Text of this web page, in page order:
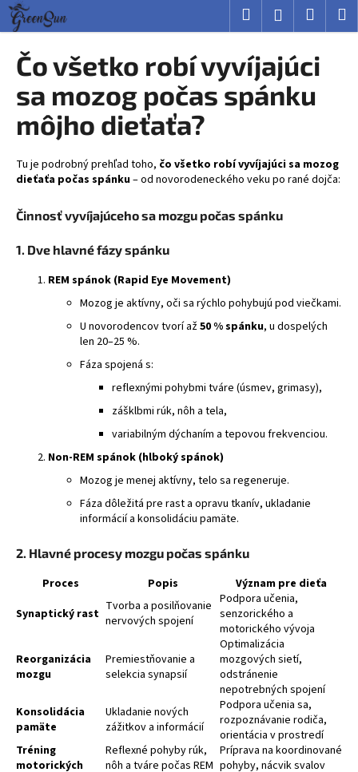
Prejsť
obsah
Hľadať Prihlásenie
Čo všetko robí vyvíjajúci
sa mozog počas spánku
môjho dieťaťa?
Tu je podrobný prehľad toho, čo všetko robí vyvíjajúci sa mozog
dieťaťa počas spánku– od novorodeneckého veku po rané dojča:
Činnosť vyvíjajúceho sa mozgu počas spánku
1. Dve hlavné fázy spánku
REM spánok (Rapid Eye Movement)
Mozog je aktívny, oči sa rýchlo pohybujú pod viečkami.
U novorodencov tvorí až50 % spánku, u dospelých
len 20–25 %.
Fáza spojená s:
reflexnými pohybmi tváre (úsmev, grimasy),
zášklbmi rúk, nôh a tela,
variabilným dýchaním a tepovou frekvenciou.
Non-REM spánok (hlboký spánok)
Mozog je menej aktívny, telo sa regeneruje.
Fáza dôležitá pre rast a opravu tkanív, ukladanie
informácií a konsolidáciu pamäte.
2. Hlavné procesy mozgu počas spánku
Proces Popis
Význam pre dieťa
Synaptický rast Tvorba a posilňovanie
nervových spojení
Podpora učenia,
senzorického a
motorického vývoja
Reorganizácia
mozgu
Premiestňovanie a
selekcia synapsií
Optimalizácia
mozgových sietí,
odstránenie
nepotrebných spojení
Konsolidácia
pamäte
Ukladanie nových
zážitkov a informácií
Podpora učenia sa,
rozpoznávanie rodiča,
orientácia v prostredí
Tréning
motorických
Reflexné pohyby rúk,
nôh a tváre počas REM
Príprava na koordinované
pohyby, nácvik svalov
K
o
Č
o
p
t
e
u